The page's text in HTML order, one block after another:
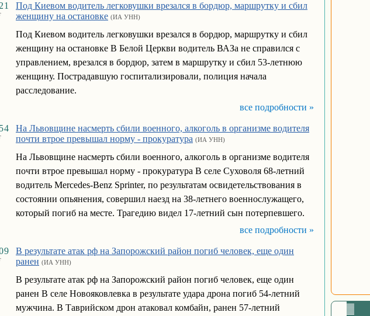
Под Киевом водитель легковушки врезался в бордюр, маршрутку и сбил
женщину на остановке (ИА УНН)
Под Киевом водитель легковушки врезался в бордюр, маршрутку и сбил
женщину на остановке В Белой Церкви водитель ВАЗа не справился с
управлением, врезался в бордюр, затем в маршрутку и сбил 53-летнюю
женщину. Пострадавшую госпитализировали, полиция начала
расследование.
все подробности »
На Львовщине насмерть сбили военного, алкоголь в организме водителя
почти втрое превышал норму - прокуратура (ИА УНН)
На Львовщине насмерть сбили военного, алкоголь в организме водителя
почти втрое превышал норму - прокуратура В селе Суховоля 68-летний
водитель Mercedes-Benz Sprinter, по результатам освидетельствования в
состоянии опьянения, совершил наезд на 38-летнего военнослужащего,
который погиб на месте. Трагедию видел 17-летний сын потерпевшего.
все подробности »
В результате атак рф на Запорожский район погиб человек, еще один
ранен (ИА УНН)
В результате атак рф на Запорожский район погиб человек, еще один
ранен В селе Новояковлевка в результате удара дрона погиб 54-летний
мужчина. В Таврийском дрон атаковал комбайн, ранен 57-летний